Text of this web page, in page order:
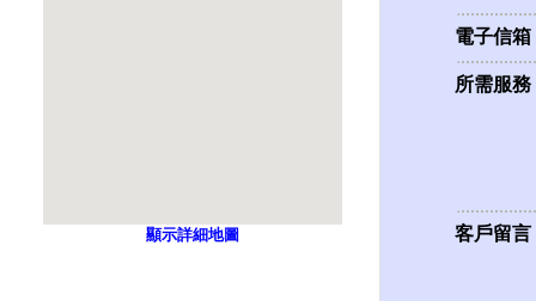
顯示詳細地圖
電子信箱
所需服務
客戶留言